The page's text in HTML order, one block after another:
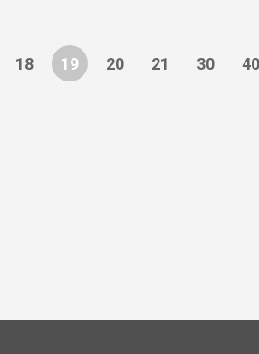
18 19 20 21 30 40